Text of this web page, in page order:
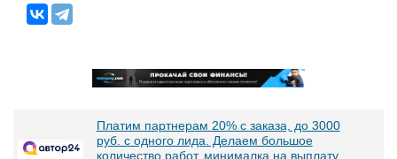
Платим партнерам 20% с заказа, до 3000
руб. с одного лида. Делаем большое
количество работ, минималка на выплату